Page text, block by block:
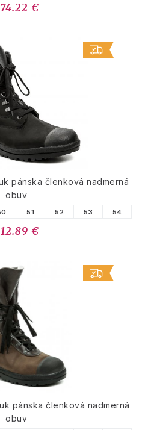
€
pánska členková nadmerná
obuv
51 52 53 54
€
pánska členková nadmerná
obuv